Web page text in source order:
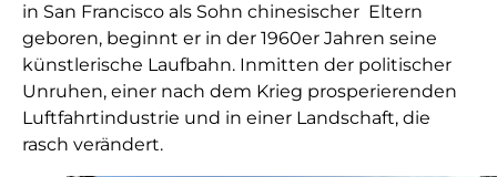
in San Francisco als Sohn chinesischer Eltern
geboren, beginnt er in der 1960er Jahren seine
künstlerische Laufbahn. Inmitten der politischer
Unruhen, einer nach dem Krieg prosperierenden
Luftfahrtindustrie und in einer Landschaft, die
rasch verändert.